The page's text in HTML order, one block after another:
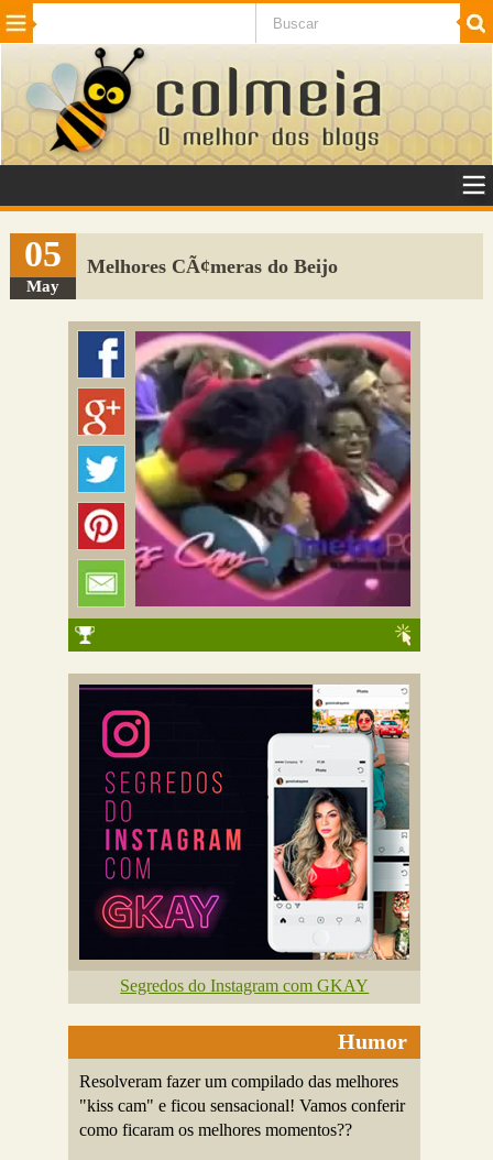
Beleza Cinema e TV
Internet Jogos NotÃ­cias SaÃºde
VeÃ­culos Adulto
Sugerir Link
Adicionar Blog
Colmeia Exchange
Perguntas Frequentes
05
May
Melhores CÃ¢meras do Beijo
Segredos do Instagram com GKAY
Humor
Resolveram fazer um compilado das melhores
"kiss cam" e ficou sensacional! Vamos conferir
como ficaram os melhores momentos??